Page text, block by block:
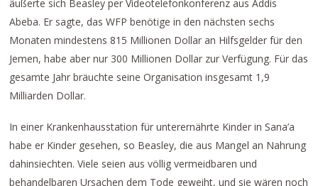
äußerte sich Beasley per Videotelefonkonferenz aus Addis
Abeba. Er sagte, das WFP benötige in den nächsten sechs
Monaten mindestens 815 Millionen Dollar an Hilfsgelder für den
Jemen, habe aber nur 300 Millionen Dollar zur Verfügung. Für das
gesamte Jahr bräuchte seine Organisation insgesamt 1,9
Milliarden Dollar.
In einer Krankenhausstation für unterernährte Kinder in Sana’a
habe er Kinder gesehen, so Beasley, die aus Mangel an Nahrung
dahinsiechten. Viele seien aus völlig vermeidbaren und
behandelbaren Ursachen dem Tode geweiht, und sie wären noch